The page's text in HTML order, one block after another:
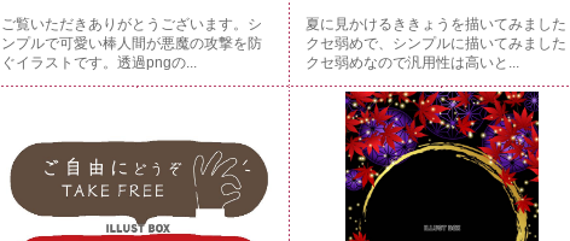
ご覧いただきありがとうございます。シ
ンプルで可愛い棒人間が悪魔の攻撃を防
ぐイラストです。透過pngの...
夏に見かけるききょうを描いてみました
クセ弱めで、シンプルに描いてみました
クセ弱めなので汎用性は高いと...